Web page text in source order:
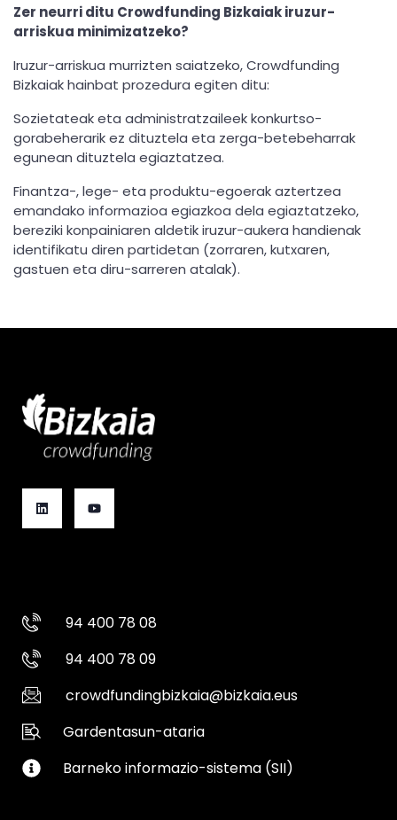
Zer neurri ditu Crowdfunding Bizkaiak iruzur-
arriskua minimizatzeko?
Iruzur-arriskua murrizten saiatzeko, Crowdfunding
Bizkaiak hainbat prozedura egiten ditu:
Sozietateak eta administratzaileek konkurtso-
gorabeherarik ez dituztela eta zerga-betebeharrak
egunean dituztela egiaztatzea.
Finantza-, lege- eta produktu-egoerak aztertzea
emandako informazioa egiazkoa dela egiaztatzeko,
bereziki konpainiaren aldetik iruzur-aukera handienak
identifikatu diren partidetan (zorraren, kutxaren,
gastuen eta diru-sarreren atalak).
94 400 78 08
94 400 78 09
crowdfundingbizkaia@bizkaia.eus
Gardentasun-ataria
Barneko informazio-sistema (SII)